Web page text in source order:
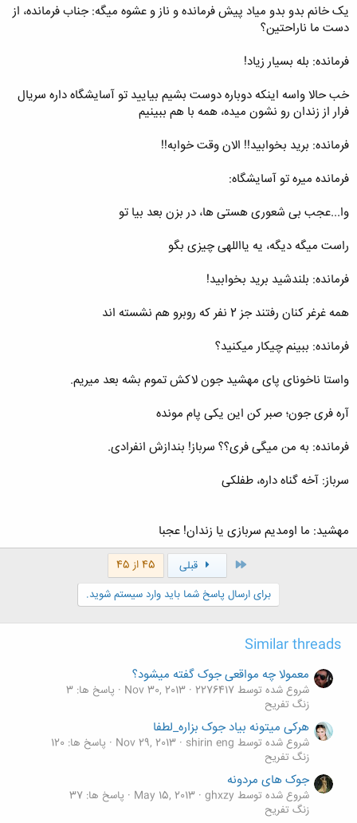
یک خانم بدو بدو میاد پیش فرمانده و ناز و عشوه میگه: جناب فرمانده، از
دست ما ناراحتین؟
فرمانده: بله بسیار زیاد!
خب حالا واسه اینکه دوباره دوست بشیم بیایید تو آسایشگاه داره سریال
فرار از زندان رو نشون میده، همه با هم ببینیم
فرمانده: برید بخوابید!! الان وقت خوابه!!
فرمانده میره تو آسایشگاه:
وا...عجب بی شعوری هستی ها، در بزن بعد بیا تو
راست میگه دیگه، یه یااللهی چیزی بگو
فرمانده: بلندشید برید بخوابید!
همه غرغر کنان رفتند جز 2 نفر که روبرو هم نشسته اند
فرمانده: ببینم چیکار میکنید؟
واستا ناخونای پای مهشید جون لاکش تموم بشه بعد میریم.
آره فری جون؛ صبر کن این یکی پام مونده
فرمانده: به من میگی فری؟؟ سرباز! بندازش انفرادی.
سرباز: آخه گناه داره، طفلکی
مهشید: ما اومدیم سربازی یا زندان! عجبا
اول قبلی
45 از 45
برای ارسال پاسخ شما باید وارد سیستم شوید.
Similar threads
معمولا چه مواقعی جوک گفته میشود؟
شروع شده توسط 2276417 Nov 30, 2013
پاسخ ها: 3
زنگ تفريح
هرکی میتونه بیاد جوک بزاره_لطفا
شروع شده توسط shirin eng Nov 29, 2013
پاسخ ها: 120
زنگ تفريح
جوک های مردونه
شروع شده توسط ghxzy May 15, 2013
پاسخ ها: 37
زنگ تفريح